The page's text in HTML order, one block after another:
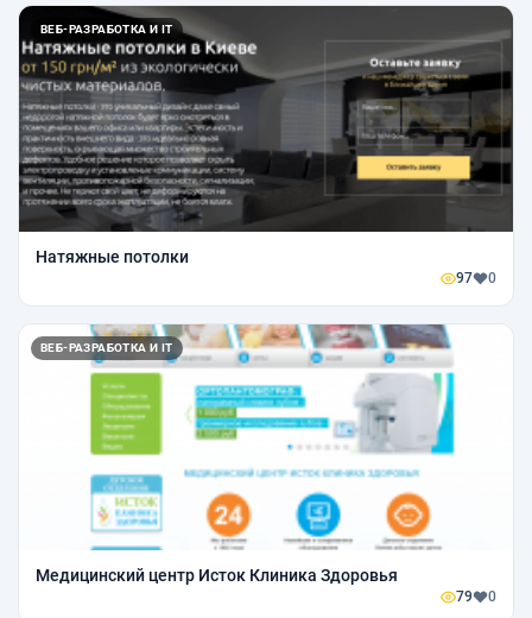
ВЕБ-РАЗРАБОТКА И IT
Натяжные потолки
97 0
ВЕБ-РАЗРАБОТКА И IT
Медицинский центр Исток Клиника Здоровья
79 0